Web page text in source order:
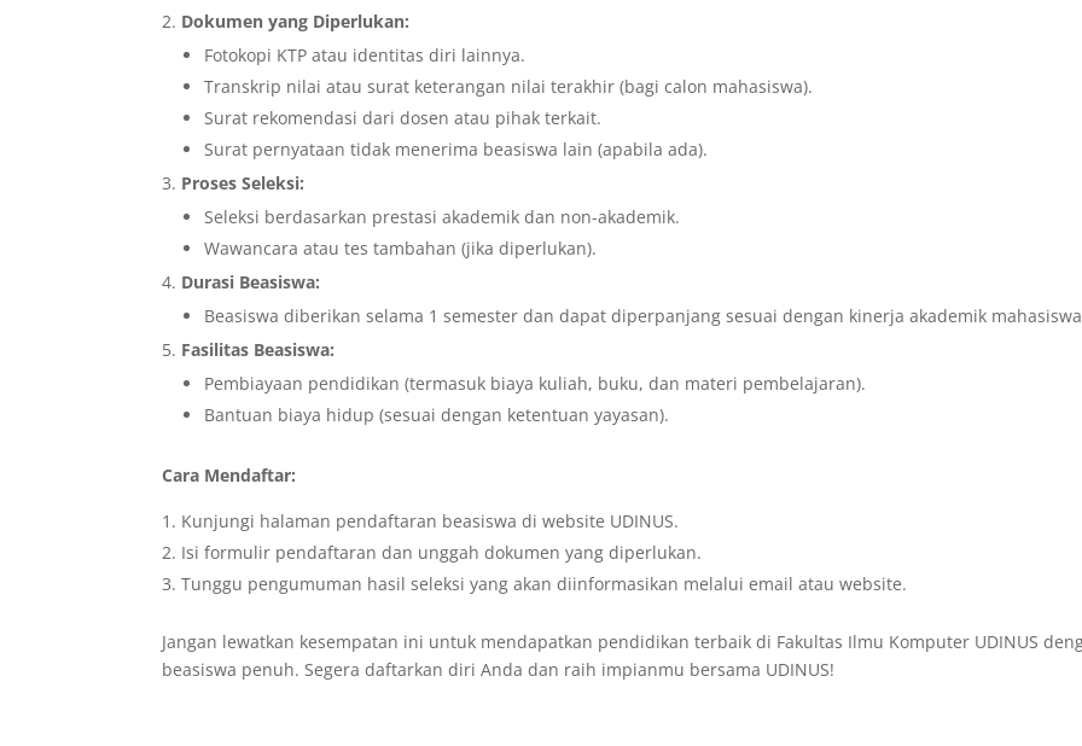
Dokumen yang Diperlukan:
Fotokopi KTP atau identitas diri lainnya.
Transkrip nilai atau surat keterangan nilai terakhir (bagi calon mahasiswa).
Surat rekomendasi dari dosen atau pihak terkait.
Surat pernyataan tidak menerima beasiswa lain (apabila ada).
Proses Seleksi:
Seleksi berdasarkan prestasi akademik dan non-akademik.
Wawancara atau tes tambahan (jika diperlukan).
Durasi Beasiswa:
Beasiswa diberikan selama 1 semester dan dapat diperpanjang sesuai dengan kinerja akademik
Fasilitas Beasiswa:
Pembiayaan pendidikan (termasuk biaya kuliah, buku, dan materi pembelajaran).
Bantuan biaya hidup (sesuai dengan ketentuan yayasan).
Cara Mendaftar:
Kunjungi halaman pendaftaran beasiswa di website UDINUS.
Isi formulir pendaftaran dan unggah dokumen yang diperlukan.
Tunggu pengumuman hasil seleksi yang akan diinformasikan melalui email atau website.
Jangan lewatkan kesempatan ini untuk mendapatkan pendidikan terbaik di Fakultas Ilmu Komputer UDINUS
beasiswa penuh. Segera daftarkan diri Anda dan raih impianmu bersama UDINUS!